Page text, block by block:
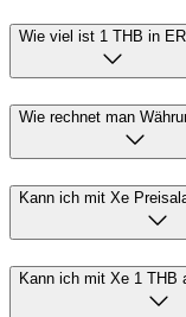
Wie viel ist 1 THB in
Wie rechnet man
Kann ich mit Xe
Kann ich mit Xe 1 THB